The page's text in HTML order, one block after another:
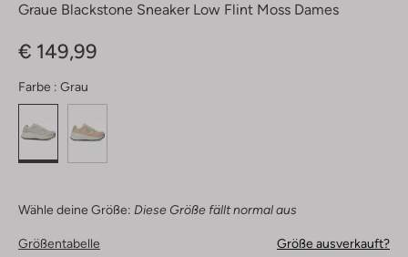
Graue Blackstone Sneaker Low Flint Moss Dames
€ 149,99
Farbe : Grau
Wähle deine Größe: Diese Größe fällt normal aus
Größentabelle Größe ausverkauft?